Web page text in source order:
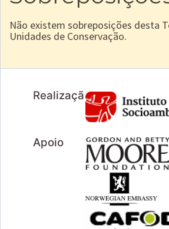
Não existem sobreposições desta
Unidades de Conservação.